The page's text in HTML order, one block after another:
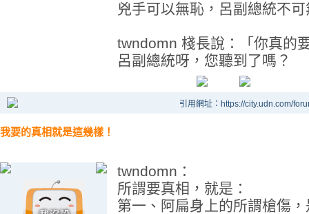
兇手可以無恥，呂副總統不
twndomn 棧長說：「你真的
呂副總統呀，您聽到了嗎？
引用網址：https://city.udn.com/
我要的真相就是這幾樣！
twndomn：
所謂要真相，就是：
第一、阿扁身上的所謂槍傷